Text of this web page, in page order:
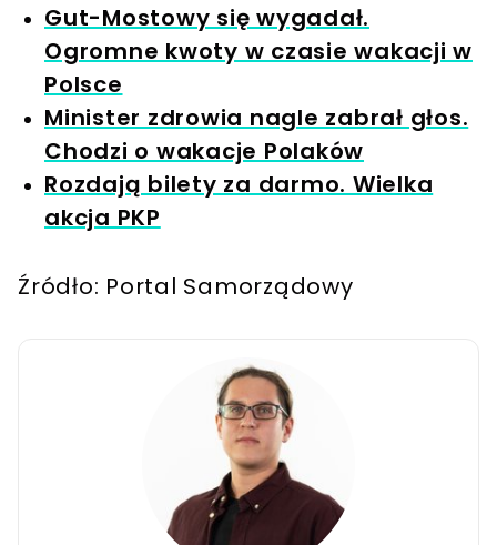
Gut-Mostowy się wygadał.
Ogromne kwoty w czasie wakacji w
Polsce
Minister zdrowia nagle zabrał głos.
Chodzi o wakacje Polaków
Rozdają bilety za darmo. Wielka
akcja PKP
Źródło: Portal Samorządowy